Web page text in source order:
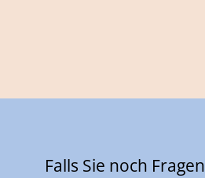
Falls Sie noch Fragen